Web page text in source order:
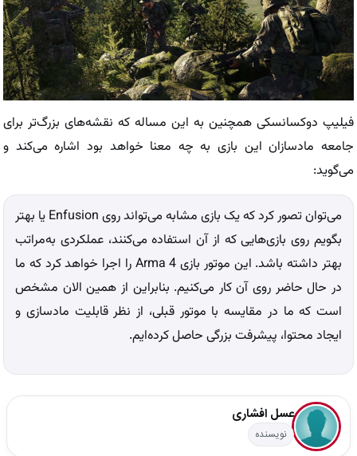
فیلیپ دوکسانسکی همچنین به این مساله که نقشه‌های بزرگ‌تر برای
جامعه مادسازان این بازی به چه معنا خواهد بود اشاره می‌کند و
می‌گوید:
می‌توان تصور کرد که یک بازی مشابه می‌تواند روی Enfusion یا بهتر
بگویم روی بازی‌هایی که از آن استفاده می‌کنند، عملکردی به‌مراتب
بهتر داشته باشد. این موتور بازی Arma 4 را اجرا خواهد کرد که ما
در حال حاضر روی آن کار می‌کنیم. بنابراین از همین الان مشخص
است که ما در مقایسه با موتور قبلی، از نظر قابلیت مادسازی و
ایجاد محتوا، پیشرفت بزرگی حاصل کرده‌ایم.
عسل افشاری
نویسنده